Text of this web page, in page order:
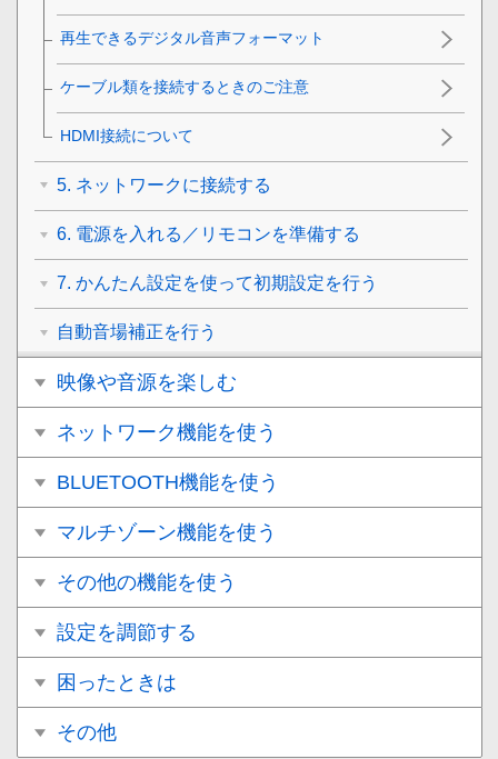
再生できるデジタル音声フォーマット
ケーブル類を接続するときのご注意
HDMI接続について
5. ネットワークに接続する
6. 電源を入れる／リモコンを準備する
7. かんたん設定を使って初期設定を行う
自動音場補正を行う
映像や音源を楽しむ
ネットワーク機能を使う
BLUETOOTH機能を使う
マルチゾーン機能を使う
その他の機能を使う
設定を調節する
困ったときは
その他